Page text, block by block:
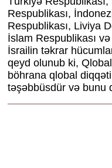
Respublikası,
Respublikası, Liviya
İslam Respublikası
İsrailin təkrar
qeyd olunub ki,
böhrana qlobal
təşəbbüsdür və bunu